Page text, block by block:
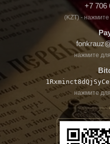
+7 706
(KZT) -
нажмите
нажмите